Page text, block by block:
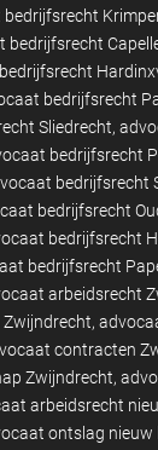
bedrijfsrecht
bedrijfsrecht
Sliedrecht
bedrijfsrecht
bedrijfsrecht
bedrijfsrecht
bedrijfsrecht
bedrijfsrecht
arbeidsrecht
contracten
Zwijndrecht
arbeidsrecht
ontslag nieuw